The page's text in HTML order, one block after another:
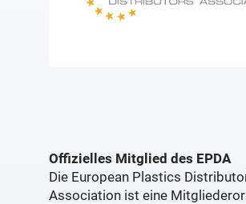
Offizielles Mitglied des EPDA
Die European Plastics
Association ist eine